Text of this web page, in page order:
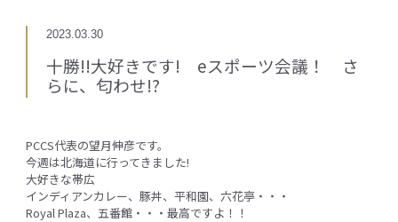
2023.03.30
十勝!!大好きです! eスポーツ会議！ さ
らに、匂わせ!?
PCCS代表の望月伸彦です。
今週は北海道に行ってきました!
大好きな帯広
インディアンカレー、豚丼、平和園、六花亭・・・
Royal Plaza、五番館・・・最高ですよ！！